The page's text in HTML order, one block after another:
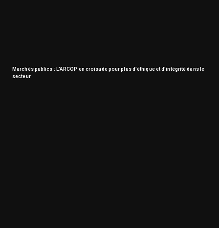
Marchés publics : L’ARCOP en croisade pour plus d’éthique et d’intégrité dans le
secteur